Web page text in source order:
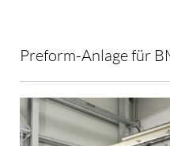
Preform-Anlage für